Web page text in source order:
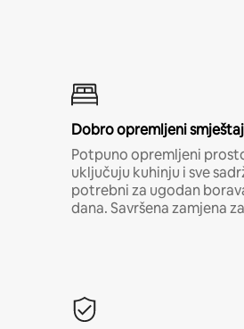
Dobro opremljeni
Potpuno opremljeni
uključuju kuhinju i sve
potrebni za ugodan
dana. Savršena zamjena